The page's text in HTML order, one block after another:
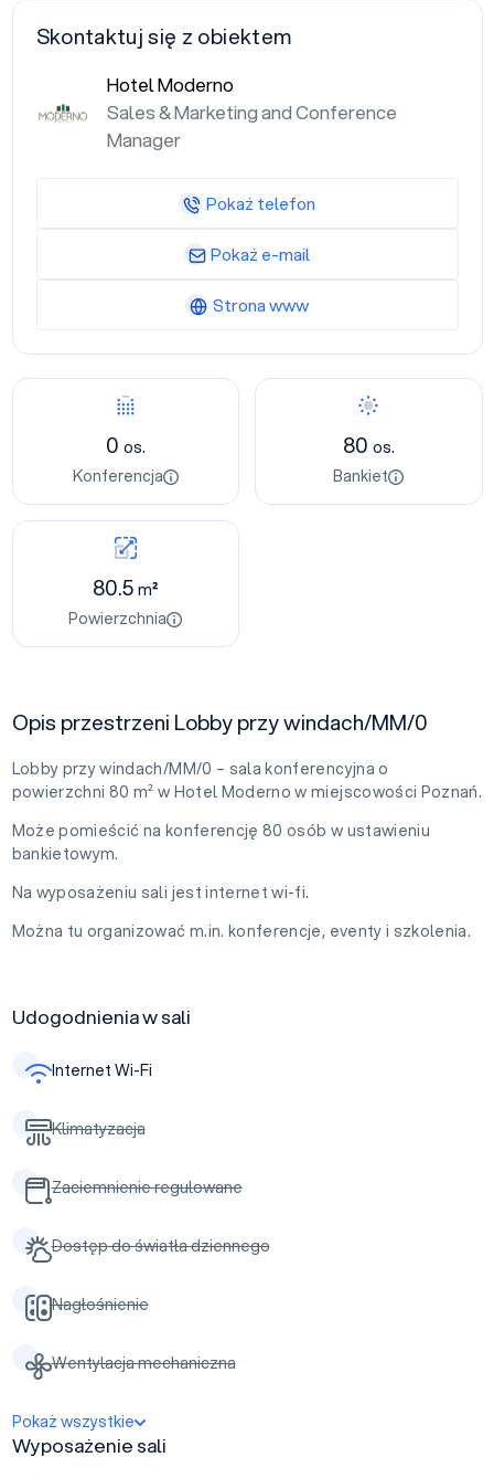
0 os.
Konferencja
80 os.
Bankiet
80.5m²
Powierzchnia
Opis przestrzeni Lobby przy windach/MM/0
Lobby przy windach/MM/0 – sala konferencyjna o
powierzchni 80 m² w Hotel Moderno w miejscowości Poznań.
Może pomieścić na konferencję 80 osób w ustawieniu
bankietowym.
Na wyposażeniu sali jest internet wi-fi.
Można tu organizować m.in. konferencje, eventy i szkolenia.
Udogodnienia w sali
Internet Wi-Fi
Klimatyzacja
Zaciemnienie regulowane
Dostęp do światła dziennego
Nagłośnienie
Wentylacja mechaniczna
Pokaż wszystkie
Wyposażenie sali
Skontaktuj się z obiektem
Hotel Moderno
Sales & Marketing and Conference
Manager
Pokaż telefon
Pokaż e-mail
Strona www